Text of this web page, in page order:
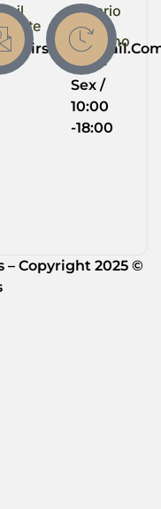
Horario
de
Trabalho
Seg -
Sex /
10:00
-18:00
– Copyright 2025 ©